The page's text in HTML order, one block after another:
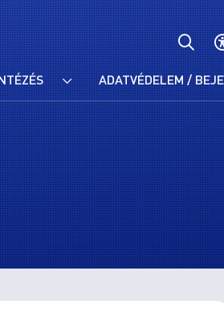
ADATVÉDELEM /